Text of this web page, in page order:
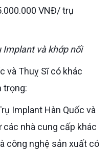
VNĐ/ trụ
Implant và khớp nối
trọng:
nhà cung cấp khác
công nghệ sản xuất có